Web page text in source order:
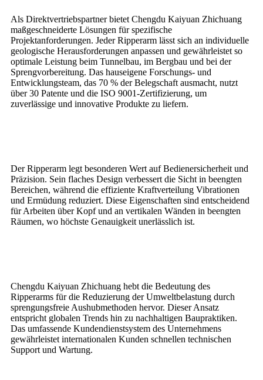
Als Direktvertriebspartner bietet Chengdu Kaiyuan Zhichuang
maßgeschneiderte Lösungen für spezifische
Projektanforderungen. Jeder Ripperarm lässt sich an individuelle
geologische Herausforderungen anpassen und gewährleistet so
optimale Leistung beim Tunnelbau, im Bergbau und bei der
Sprengvorbereitung. Das hauseigene Forschungs- und
Entwicklungsteam, das 70 % der Belegschaft ausmacht, nutzt
über 30 Patente und die ISO 9001-Zertifizierung, um
zuverlässige und innovative Produkte zu liefern.
Der Ripperarm legt besonderen Wert auf Bedienersicherheit und
Präzision. Sein flaches Design verbessert die Sicht in beengten
Bereichen, während die effiziente Kraftverteilung Vibrationen
und Ermüdung reduziert. Diese Eigenschaften sind entscheidend
für Arbeiten über Kopf und an vertikalen Wänden in beengten
Räumen, wo höchste Genauigkeit unerlässlich ist.
Chengdu Kaiyuan Zhichuang hebt die Bedeutung des
Ripperarms für die Reduzierung der Umweltbelastung durch
sprengungsfreie Aushubmethoden hervor. Dieser Ansatz
entspricht globalen Trends hin zu nachhaltigen Baupraktiken.
Das umfassende Kundendienstsystem des Unternehmens
gewährleistet internationalen Kunden schnellen technischen
Support und Wartung.